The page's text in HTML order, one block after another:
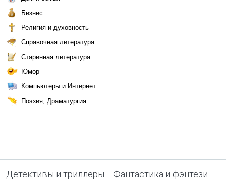
Бизнес
Религия и духовность
Справочная литература
Старинная литература
Юмор
Компьютеры и Интернет
Поэзия, Драматургия
Детективы и триллеры Фантастика и фэнтези